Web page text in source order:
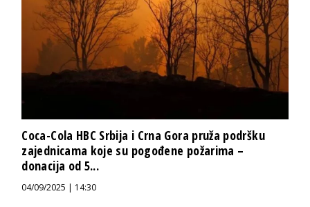
Coca-Cola HBC Srbija i Crna Gora pruža podršku
zajednicama koje su pogođene požarima –
donacija od 5...
04/09/2025 | 14:30